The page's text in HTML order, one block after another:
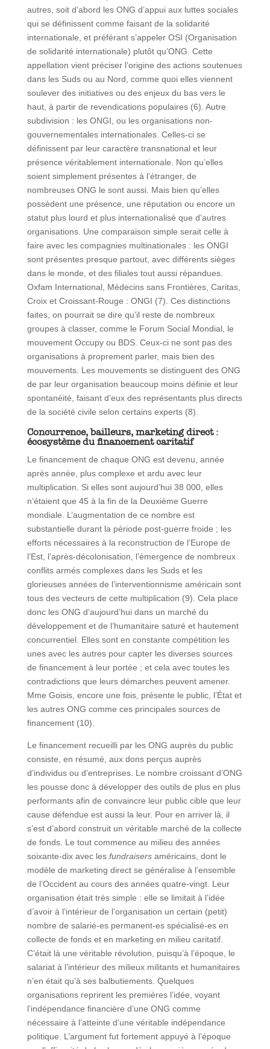
autres, soit d’abord les ONG d’appui aux luttes sociales
qui se définissent comme faisant de la solidarité
internationale, et préférant s’appeler OSI (Organisation
de solidarité internationale) plutôt qu’ONG. Cette
appellation vient préciser l’origine des actions soutenues
dans les Suds ou au Nord, comme quoi elles viennent
soulever des initiatives ou des enjeux du bas vers le
haut, à partir de revendications populaires (6). Autre
subdivision : les ONGI, ou les organisations non-
gouvernementales internationales. Celles-ci se
définissent par leur caractère transnational et leur
présence véritablement internationale. Non qu’elles
soient simplement présentes à l’étranger, de
nombreuses ONG le sont aussi. Mais bien qu’elles
possèdent une présence, une réputation ou encore un
statut plus lourd et plus internationalisé que d’autres
organisations. Une comparaison simple serait celle à
faire avec les compagnies multinationales : les ONGI
sont présentes presque partout, avec différents sièges
dans le monde, et des filiales tout aussi répandues.
Oxfam International, Médecins sans Frontières, Caritas,
Croix et Croissant-Rouge : ONGI (7). Ces distinctions
faites, on pourrait se dire qu’il reste de nombreux
groupes à classer, comme le Forum Social Mondial, le
mouvement Occupy ou BDS. Ceux-ci ne sont pas des
organisations à proprement parler, mais bien des
mouvements. Les mouvements se distinguent des ONG
de par leur organisation beaucoup moins définie et leur
spontanéité, faisant d’eux des représentants plus directs
de la société civile selon certains experts (8).
Concurrence, bailleurs, marketing direct :
écosystème du financement caritatif
Le financement de chaque ONG est devenu, année
après année, plus complexe et ardu avec leur
multiplication. Si elles sont aujourd’hui 38 000, elles
n’étaient que 45 à la fin de la Deuxième Guerre
mondiale. L’augmentation de ce nombre est
substantielle durant la période post-guerre froide ; les
efforts nécessaires à la reconstruction de l’Europe de
l’Est, l’après-décolonisation, l’émergence de nombreux
conflits armés complexes dans les Suds et les
glorieuses années de l’interventionnisme américain sont
tous des vecteurs de cette multiplication (9). Cela place
donc les ONG d’aujourd’hui dans un marché du
développement et de l’humanitaire saturé et hautement
concurrentiel. Elles sont en constante compétition les
unes avec les autres pour capter les diverses sources
de financement à leur portée ; et cela avec toutes les
contradictions que leurs démarches peuvent amener.
Mme Goisis, encore une fois, présente le public, l’État et
les autres ONG comme ces principales sources de
financement (10).
Le financement recueilli par les ONG auprès du public
consiste, en résumé, aux dons perçus auprès
d’individus ou d’entreprises. Le nombre croissant d’ONG
les pousse donc à développer des outils de plus en plus
performants afin de convaincre leur public cible que leur
cause défendue est aussi la leur. Pour en arriver là, il
s’est d’abord construit un véritable marché de la collecte
de fonds. Le tout commence au milieu des années
soixante-dix avec les fundraisersaméricains, dont le
modèle de marketing direct se généralise à l’ensemble
de l’Occident au cours des années quatre-vingt. Leur
organisation était très simple : elle se limitait à l’idée
d’avoir à l’intérieur de l’organisation un certain (petit)
nombre de salarié-es permanent-es spécialisé-es en
collecte de fonds et en marketing en milieu caritatif.
C’était là une véritable révolution, puisqu’à l’époque, le
salariat à l’intérieur des milieux militants et humanitaires
n’en était qu’à ses balbutiements. Quelques
organisations reprirent les premières l’idée, voyant
l’indépendance financière d’une ONG comme
nécessaire à l’atteinte d’une véritable indépendance
politique. L’argument fut fortement appuyé à l’époque